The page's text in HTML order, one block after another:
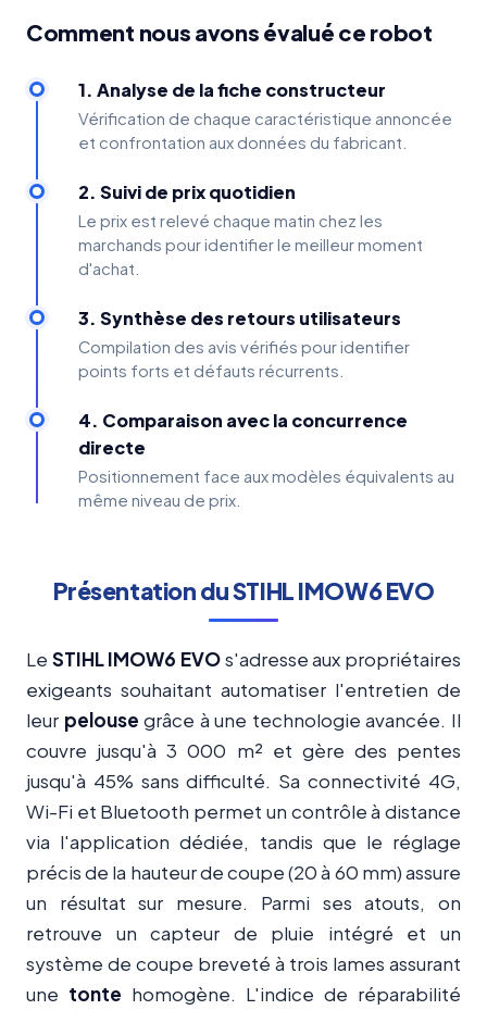
Comment nous avons évalué ce robot
1. Analyse de la fiche constructeur
Vérification de chaque caractéristique annoncée
et confrontation aux données du fabricant.
2. Suivi de prix quotidien
Le prix est relevé chaque matin chez les
marchands pour identifier le meilleur moment
d'achat.
3. Synthèse des retours utilisateurs
Compilation des avis vérifiés pour identifier
points forts et défauts récurrents.
4. Comparaison avec la concurrence
directe
Positionnement face aux modèles équivalents au
même niveau de prix.
Présentation du STIHL IMOW6 EVO
Le STIHL IMOW6 EVOs'adresse aux propriétaires
exigeants souhaitant automatiser l'entretien de
leur pelouse grâce à une technologie avancée. Il
couvre jusqu'à 3 000 m² et gère des pentes
jusqu'à 45% sans difficulté. Sa connectivité 4G,
Wi-Fi et Bluetooth permet un contrôle à distance
via l'application dédiée, tandis que le réglage
précis de la hauteur de coupe (20 à 60 mm) assure
un résultat sur mesure. Parmi ses atouts, on
retrouve un capteur de pluie intégré et un
système de coupe breveté à trois lames assurant
une tonte homogène. L'indice de réparabilité